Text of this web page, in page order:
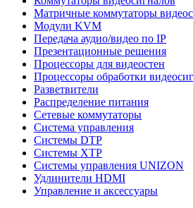
Матричные коммутаторы
Модули KVM
Передача аудио/видео по IP
Презентационные решения
Процессоры для видеостен
Процессоры обработки
Разветвители
Распределение питания
Сетевые коммутаторы
Система управления
Системы DTP
Системы XTP
Системы управления UNIZON
Удлинители HDMI
Управление и аксессуары